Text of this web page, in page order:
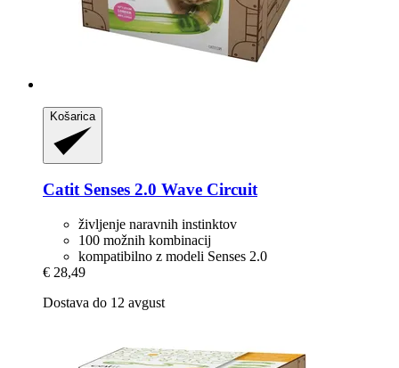
Košarica
CatitSenses 2.0 Wave Circuit
življenje naravnih instinktov
100 možnih kombinacij
kompatibilno z modeli Senses 2.0
€ 28,49
Dostava do 12 avgust